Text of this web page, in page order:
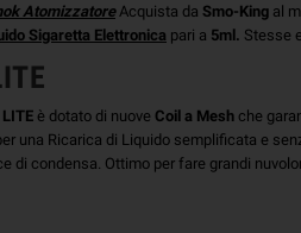
AtomizzatoreAcquista da Smo-King al
Sigaretta Elettronica pari a 5ml. Stesse
LITE è dotato di nuove Coil a Mesh che
una Ricarica di Liquido semplificata e
di condensa. Ottimo per fare grandi